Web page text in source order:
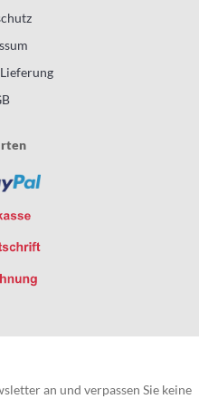
an und verpassen Sie keine